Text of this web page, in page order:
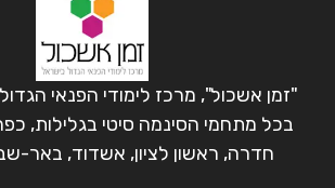
"זמן אשכול", מרכז לימודי הפנאי
בכל מתחמי הסינמה סיטי בגלילות,
חדרה, ראשון לציון, אשדוד, באר-